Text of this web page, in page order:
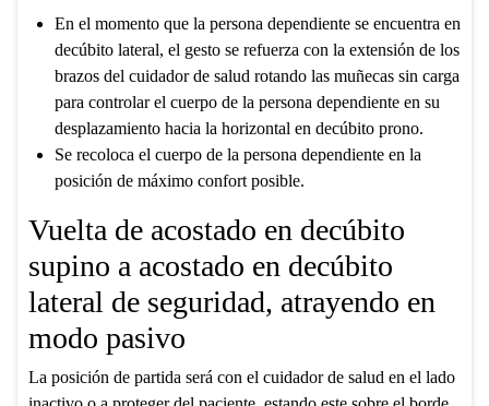
En el momento que la persona dependiente se encuentra en
decúbito lateral, el gesto se refuerza con la extensión de los
brazos del cuidador de salud rotando las muñecas sin carga
para controlar el cuerpo de la persona dependiente en su
desplazamiento hacia la horizontal en decúbito prono.
Se recoloca el cuerpo de la persona dependiente en la
posición de máximo confort posible.
Vuelta de acostado en decúbito
supino a acostado en decúbito
lateral de seguridad, atrayendo en
modo pasivo
La posición de partida será con el cuidador de salud en el lado